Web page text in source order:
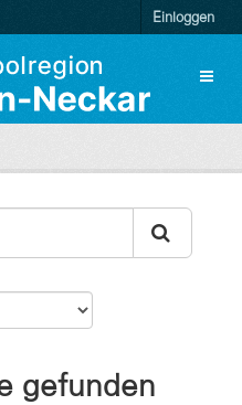
Einloggen
gefunden